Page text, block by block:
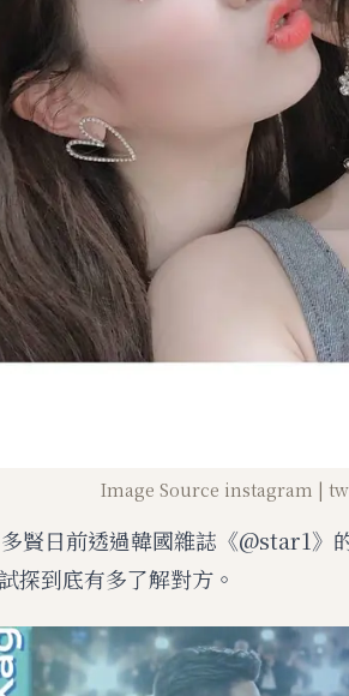
Image Source instagram |
賢日前透過韓國雜誌《@star1》
探到底有多了解對方。